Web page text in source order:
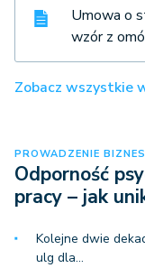
Umowa o
wzór z
Zobacz wszystkie
PROWADZENIE
Odporność
pracy – jak
Kolejne dwie
ulg dla…